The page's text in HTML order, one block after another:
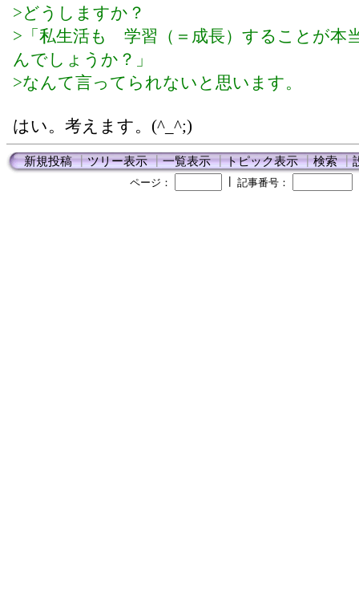
>どうしますか？
>「私生活も 学習（＝成長）することが本
んでしょうか？」
>なんて言ってられないと思います。
はい。考えます。(^_^;)
新規投稿┃ツリー表示┃一覧表示┃トピック表示┃検索┃
ページ： 記事番号：